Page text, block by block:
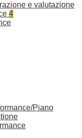
e valutazione
4
Piano